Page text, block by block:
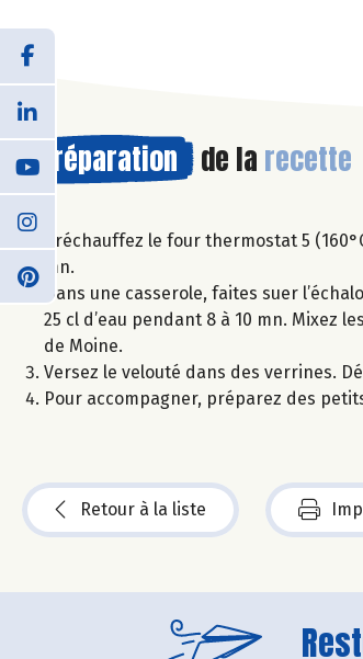
Préparation de la recette
Préchauffez le four thermostat 5
mn.
Dans une casserole, faites suer
25 cl d’eau pendant 8 à 10 mn. Mixez
de Moine.
Versez le velouté dans des verrines.
Pour accompagner, préparez des
Retour à la liste